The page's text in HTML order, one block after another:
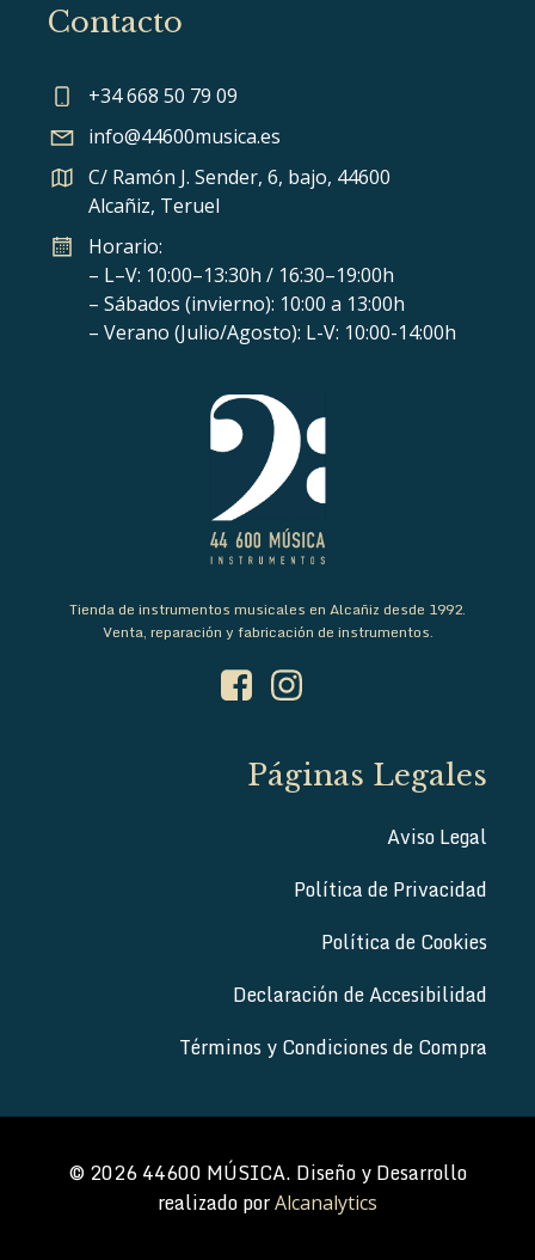
Contacto
+34 668 50 79 09
info@44600musica.es
C/ Ramón J. Sender, 6, bajo, 44600
Alcañiz, Teruel
Horario:
– L–V: 10:00–13:30h / 16:30–19:00h
– Sábados (invierno): 10:00 a 13:00h
– Verano (Julio/Agosto): L-V: 10:00-14:00h
Tienda de instrumentos musicales en Alcañiz desde 1992.
Venta, reparación y fabricación de instrumentos.
Páginas Legales
Aviso Legal
Política de Privacidad
Política de Cookies
Declaración de Accesibilidad
Términos y Condiciones de Compra
© 2026 44600 MÚSICA. Diseño y Desarrollo
realizado porAlcanalytics